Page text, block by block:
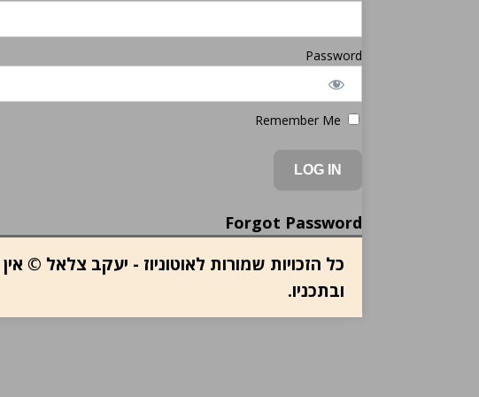
Password
Forgot Password
כל הזכויות שמורות לאוטוניוז - יעקב צלאל
ובתכניו.